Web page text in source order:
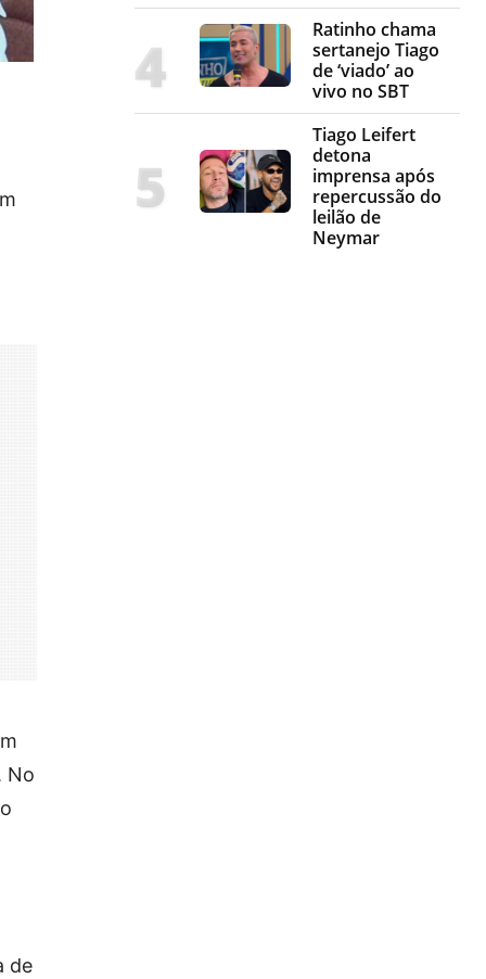
No
de
Ratinho chama
sertanejo Tiago
de ‘viado’ ao
vivo no SBT
Tiago Leifert
detona
imprensa após
repercussão do
leilão de
Neymar